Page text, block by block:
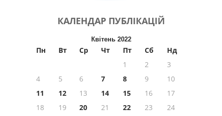
КАЛЕНДАР ПУБЛІКАЦІЙ
Квітень 2022
Пн Вт Ср Чт Пт Сб
Нд
1
2
3
4
5 6 7 8 9
10
11
12 13 14 15 16
17
18
19 20 21 22 23
24